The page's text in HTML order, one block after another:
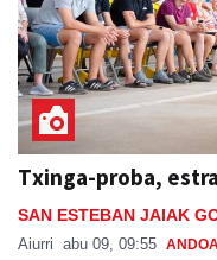
Txinga-proba,
SAN ESTEBAN JAIAK
Aiurri abu 09, 09:55